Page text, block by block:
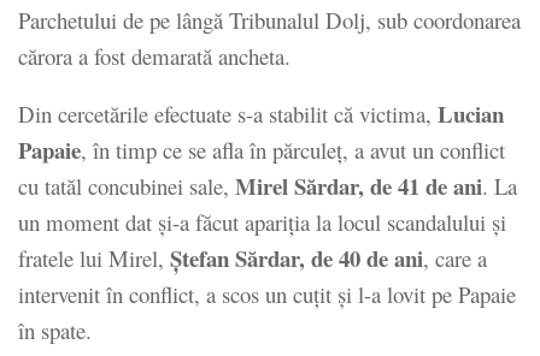
Parchetului de pe lângă Tribunalul Dolj, sub coordonarea
cărora a fost demarată ancheta.
Din cercetările efectuate s-a stabilit că victima, Lucian
Papaie, în timp ce se afla în părculeţ, a avut un conflict
cu tatăl concubinei sale, Mirel Sărdar, de 41 de ani. La
un moment dat şi-a făcut apariţia la locul scandalului şi
fratele lui Mirel, Ştefan Sărdar, de 40 de ani, care a
intervenit în conflict, a scos un cuţit şi l-a lovit pe Papaie
în spate.